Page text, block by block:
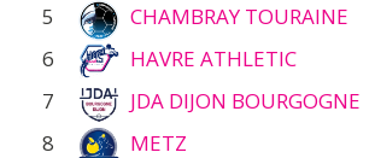
5
CHAMBRAY TOURAINE
6
HAVRE ATHLETIC
7
JDA DIJON BOURGOGNE
8
METZ